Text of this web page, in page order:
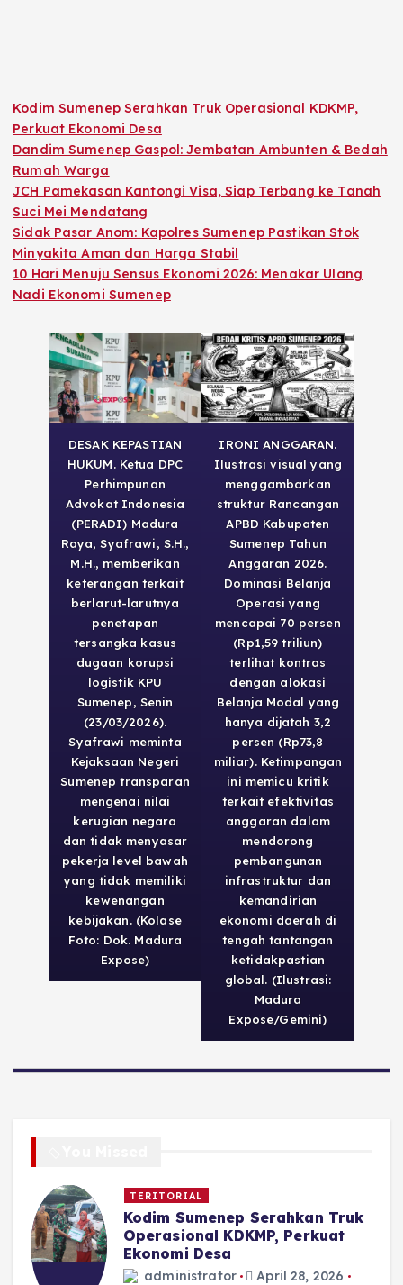
Kodim Sumenep Serahkan Truk Operasional KDKMP,
Perkuat Ekonomi Desa
Dandim Sumenep Gaspol: Jembatan Ambunten & Bedah
Rumah Warga
JCH Pamekasan Kantongi Visa, Siap Terbang ke Tanah
Suci Mei Mendatang
Sidak Pasar Anom: Kapolres Sumenep Pastikan Stok
Minyakita Aman dan Harga Stabil
10 Hari Menuju Sensus Ekonomi 2026: Menakar Ulang
Nadi Ekonomi Sumenep
DESAK KEPASTIAN
HUKUM. Ketua DPC
Perhimpunan
Advokat Indonesia
(PERADI) Madura
Raya, Syafrawi, S.H.,
M.H., memberikan
keterangan terkait
berlarut-larutnya
penetapan
tersangka kasus
dugaan korupsi
logistik KPU
Sumenep, Senin
(23/03/2026).
Syafrawi meminta
Kejaksaan Negeri
Sumenep transparan
mengenai nilai
kerugian negara
dan tidak menyasar
pekerja level bawah
yang tidak memiliki
kewenangan
kebijakan. (Kolase
Foto: Dok. Madura
Expose)
IRONI ANGGARAN.
Ilustrasi visual yang
menggambarkan
struktur Rancangan
APBD Kabupaten
Sumenep Tahun
Anggaran 2026.
Dominasi Belanja
Operasi yang
mencapai 70 persen
(Rp1,59 triliun)
terlihat kontras
dengan alokasi
Belanja Modal yang
hanya dijatah 3,2
persen (Rp73,8
miliar). Ketimpangan
ini memicu kritik
terkait efektivitas
anggaran dalam
mendorong
pembangunan
infrastruktur dan
kemandirian
ekonomi daerah di
tengah tantangan
ketidakpastian
global. (Ilustrasi:
Madura
Expose/Gemini)
TERITORIAL
Kodim Sumenep Serahkan Truk
Operasional KDKMP, Perkuat
Ekonomi Desa
administrator
April 28, 2026